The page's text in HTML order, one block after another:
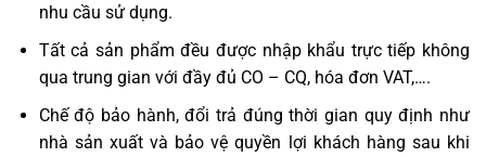
nhu cầu sử dụng.
Tất cả sản phẩm đều được nhập khẩu trực tiếp không
qua trung gian với đầy đủ CO – CQ, hóa đơn VAT,….
Chế độ bảo hành, đổi trả đúng thời gian quy định như
nhà sản xuất và bảo vệ quyền lợi khách hàng sau khi